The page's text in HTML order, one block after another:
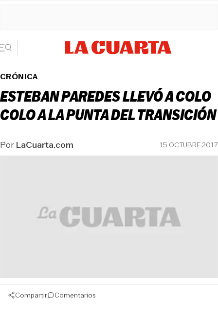
CRÓNICA
ESTEBAN PAREDES LLEVÓ A COLO
COLO A LA PUNTA DEL TRANSICIÓN
PorLaCuarta.com 15 OCTUBRE 2017
Compartir Comentarios